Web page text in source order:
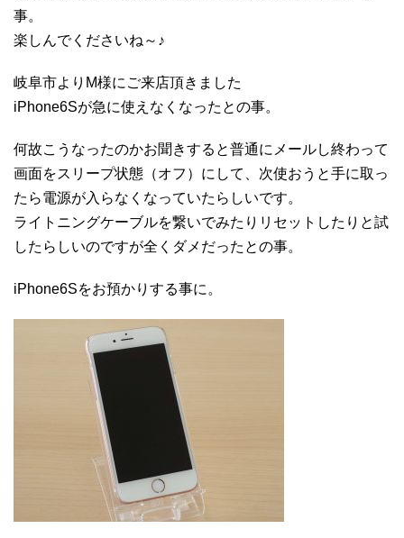
事。
楽しんでくださいね～♪
岐阜市よりM様にご来店頂きました
iPhone6Sが急に使えなくなったとの事。
何故こうなったのかお聞きすると普通にメールし終わって
画面をスリープ状態（オフ）にして、次使おうと手に取っ
たら電源が入らなくなっていたらしいです。
ライトニングケーブルを繋いでみたりリセットしたりと試
したらしいのですが全くダメだったとの事。
iPhone6Sをお預かりする事に。